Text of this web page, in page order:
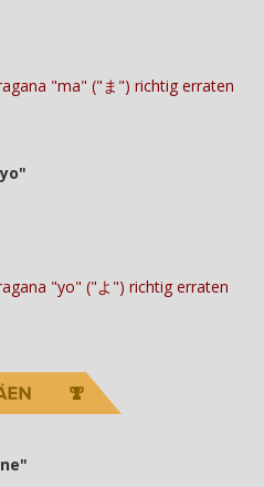
"ma" ("ま") richtig erraten
"yo" ("よ") richtig erraten